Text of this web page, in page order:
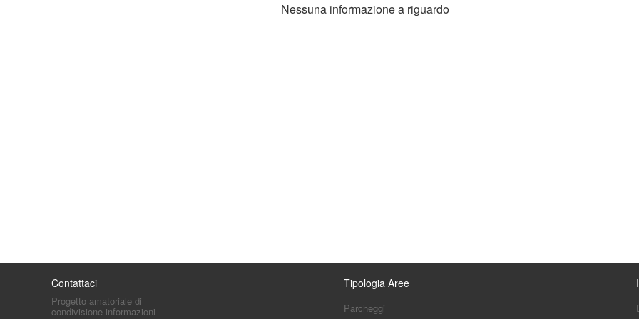
Nessuna informazione a riguardo
Contattaci
Progetto amatoriale di
condivisione informazioni
Tipologia Aree
Parcheggi